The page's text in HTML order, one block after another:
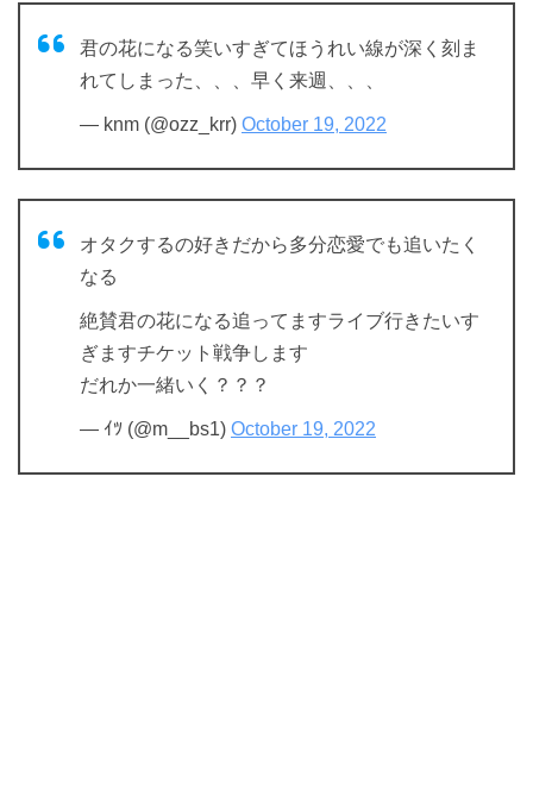
君の花になる笑いすぎてほうれい線が深く刻ま
れてしまった、、、早く来週、、、
— knm (@ozz_krr) October 19, 2022
オタクするの好きだから多分恋愛でも追いたく
なる
絶賛君の花になる追ってますライブ行きたいす
ぎますチケット戦争します
だれか一緒いく？？？
— ｲﾂ (@m__bs1) October 19, 2022